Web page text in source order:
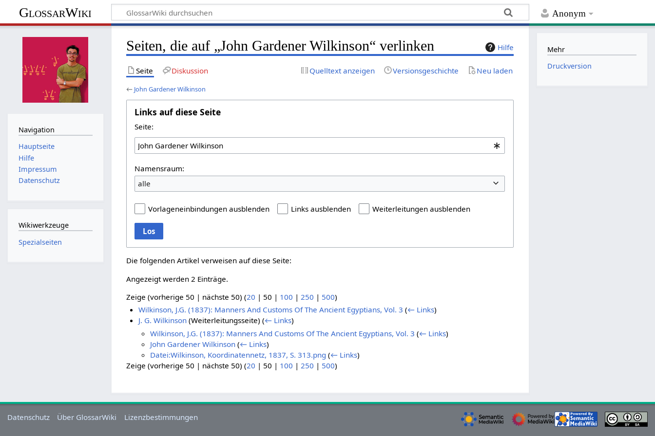
Anonym
GlossarWiki
Hilfe
Seiten, die auf „John Gardener Wilkinson“ verlinken
Seite Diskussion Quelltext anzeigen Versionsgeschichte Neu laden
← John Gardener Wilkinson
Links auf diese Seite
Seite:
Namensraum:
alle
Vorlageneinbindungen ausblenden Links ausblenden Weiterleitungen ausblenden
Los
Die folgenden Artikel verweisen auf diese Seite:
Angezeigt werden 2 Einträge.
Zeige (vorherige 50 | nächste 50) (20 | 50 | 100 | 250 | 500)
Wilkinson, J.G. (1837): Manners And Customs Of The Ancient Egyptians, Vol. 3 (← Links)
J. G. Wilkinson(Weiterleitungsseite) (← Links)
Wilkinson, J.G. (1837): Manners And Customs Of The Ancient Egyptians, Vol. 3 (← Links)
John Gardener Wilkinson (← Links)
Datei:Wilkinson, Koordinatennetz, 1837, S. 313.png (← Links)
Zeige (vorherige 50 | nächste 50) (20 | 50 | 100 | 250 | 500)
Navigation
Hauptseite
Hilfe
Impressum
Datenschutz
Wikiwerkzeuge
Spezialseiten
Mehr
Druckversion
Datenschutz Über GlossarWiki Lizenzbestimmungen